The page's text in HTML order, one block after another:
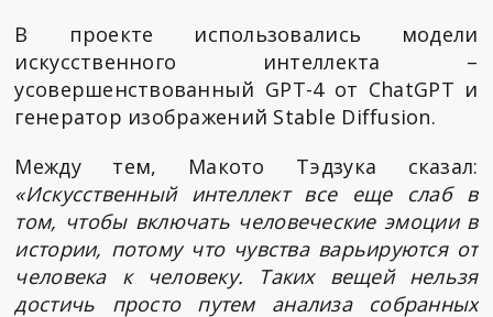
В проекте использовались модели
искусственного интеллекта –
усовершенствованный GPT-4 от ChatGPT и
генератор изображений Stable Diffusion.
Между тем, Макото Тэдзука сказал:
«Искусственный интеллект все еще слаб в
том, чтобы включать человеческие эмоции в
истории, потому что чувства варьируются от
человека к человеку. Таких вещей нельзя
достичь просто путем анализа собранных